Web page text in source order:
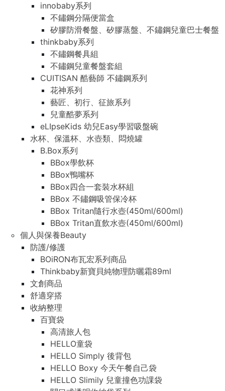
innobaby系列
不鏽鋼分隔便當盒
矽膠防滑餐盤、矽膠蒸盤、不鏽鋼兒童巴士餐盤
thinkbaby系列
不鏽鋼餐具組
不鏽鋼兒童餐盤套組
CUITISAN 酷藝師 不鏽鋼系列
花神系列
藝匠、初行、征旅系列
兒童酷夢系列
eLIpseKids 幼兒Easy學習吸盤碗
水杯、保溫杯、水壺類、悶燒罐
B.Box系列
BBox學飲杯
BBox鴨嘴杯
BBox四合一套裝水杯組
BBox 不鏽鋼吸管保冷杯
BBox Tritan隨行水壺(450ml/600ml)
BBox Tritan直飲水壺(450ml/600ml)
個人與保養Beauty
防護/修護
BOiRON布瓦宏系列商品
Thinkbaby新寶貝純物理防曬霜89ml
文創商品
舒適穿搭
收納整理
百寶袋
高清旅人包
HELLO童袋
HELLO Simply 後背包
HELLO Boxy 今天午餐自己袋
HELLO Slimily 兒童撞色功課袋